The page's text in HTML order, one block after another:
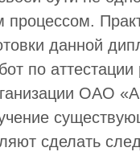
данной
по
ОАО
сделать